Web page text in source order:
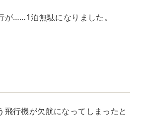
が……1泊無駄になりました。
飛行機が欠航になってしまったと